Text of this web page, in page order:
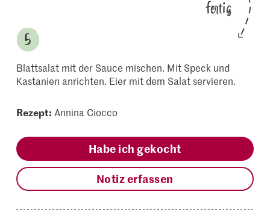
fertig
Blattsalat mit der Sauce mischen. Mit Speck und
Kastanien anrichten. Eier mit dem Salat servieren.
Rezept: Annina Ciocco
Habe ich gekocht
Notiz erfassen